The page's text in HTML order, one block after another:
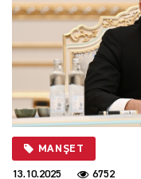
MANŞET
13.10.2025 6752